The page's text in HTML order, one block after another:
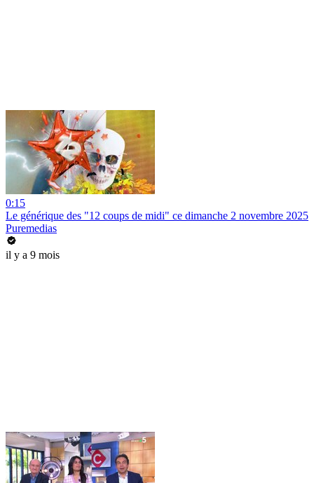
0:15
Le générique des "12 coups de midi" ce dimanche 2 novembre 2025
Puremedias
il y a 9 mois